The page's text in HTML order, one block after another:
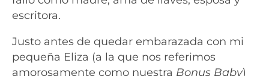
escritora.
Justo antes de quedar embarazada con mi
pequeña Eliza (a la que nos referimos
amorosamente como nuestra Bonus Baby)